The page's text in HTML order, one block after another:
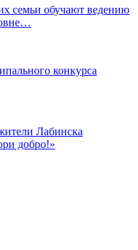
семьи обучают ведению
конкурса
Лабинска
добро!»